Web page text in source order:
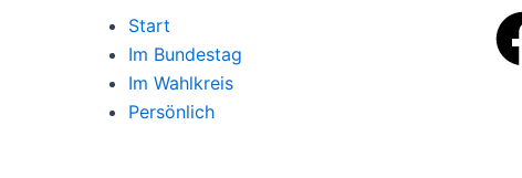
Start
Im Bundestag
Im Wahlkreis
Persönlich